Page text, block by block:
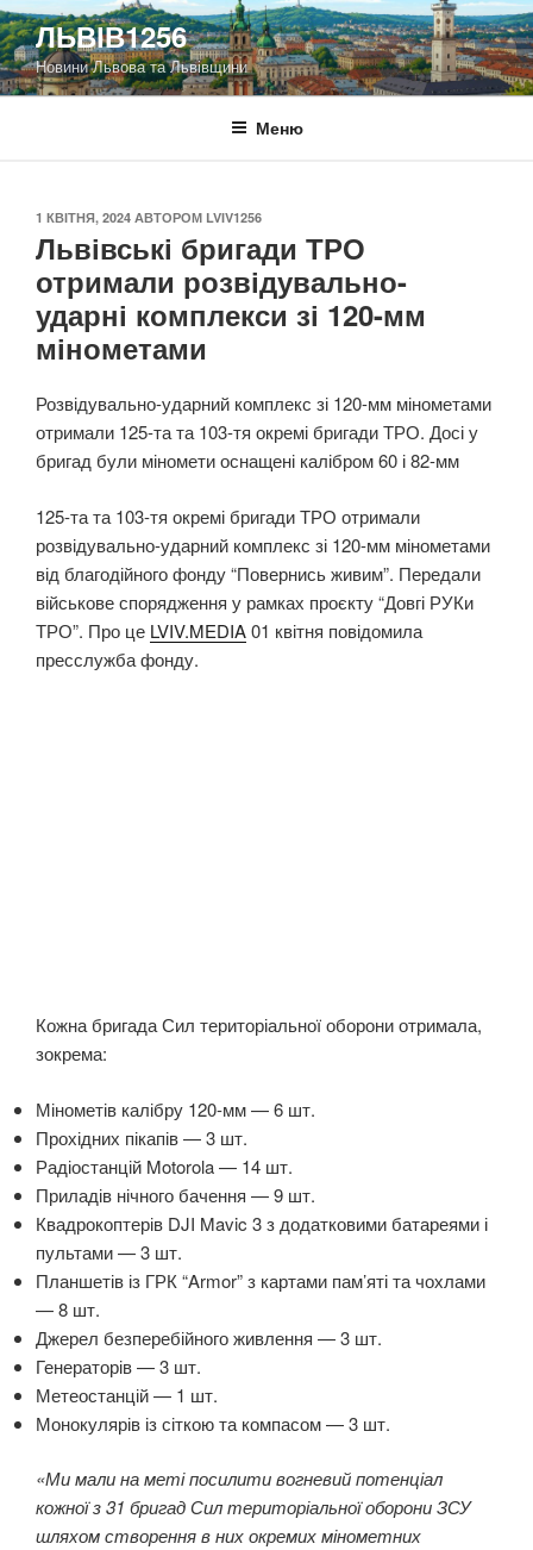
Перейти
до
вмісту
ЛЬВІВ1256
Новини Львова та Львівщини
Меню
ОПУБЛІКОВАНО
1 КВІТНЯ, 2024 АВТОРОМ LVIV1256
Львівські бригади ТРО
отримали розвідувально-
ударні комплекси зі 120-мм
мінометами
Розвідувально-ударний комплекс зі 120-мм мінометами
отримали 125-та та 103-тя окремі бригади ТРО. Досі у
бригад були міномети оснащені калібром 60 і 82-мм
125-та та 103-тя окремі бригади ТРО отримали
розвідувально-ударний комплекс зі 120-мм мінометами
від благодійного фонду “Повернись живим”. Передали
військове спорядження у рамках проєкту “Довгі РУКи
ТРО”. Про це LVIV.MEDIA01 квітня повідомила
пресслужба фонду.
Кожна бригада Сил територіальної оборони отримала,
зокрема:
Мінометів калібру 120-мм — 6 шт.
Прохідних пікапів — 3 шт.
Радіостанцій Motorola — 14 шт.
Приладів нічного бачення — 9 шт.
Квадрокоптерів DJI Mavic 3 з додатковими батареями і
пультами — 3 шт.
Планшетів із ГРК “Armor” з картами пам’яті та чохлами
— 8 шт.
Джерел безперебійного живлення — 3 шт.
Генераторів — 3 шт.
Метеостанцій — 1 шт.
Монокулярів із сіткою та компасом — 3 шт.
«Ми мали на меті посилити вогневий потенціал
кожної з 31 бригад Сил територіальної оборони ЗСУ
шляхом створення в них окремих мінометних